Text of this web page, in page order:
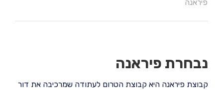
פיראנה
נבחרת פיראנה
קבוצת פיראנה היא קבוצת הטרום לעתודה שמרכיבה את דור